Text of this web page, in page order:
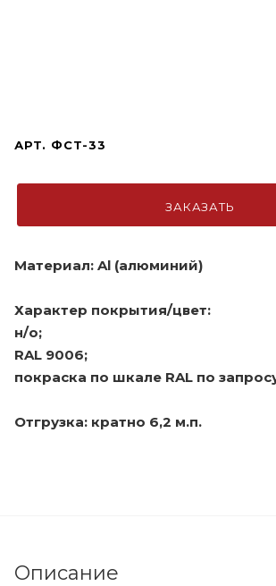
АРТ. ФСТ-33
ЗАКАЗАТЬ
Материал: Al (алюминий)
Характер покрытия/цвет:
н/о;
RAL 9006;
покраска по шкале RAL по
Отгрузка: кратно 6,2 м.п.
Описание